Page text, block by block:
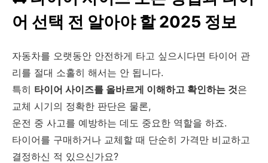
어 선택 전 알아야 할 2025 정보
자동차를 오랫동안 안전하게 타고 싶으시다면 타이어 관
리를 절대 소홀히 해서는 안 됩니다.
특히 타이어 사이즈를 올바르게 이해하고 확인하는 것은
교체 시기의 정확한 판단은 물론,
운전 중 사고를 예방하는 데도 중요한 역할을 하죠.
타이어를 구매하거나 교체할 때 단순히 가격만 비교하고
결정하신 적 있으신가요?